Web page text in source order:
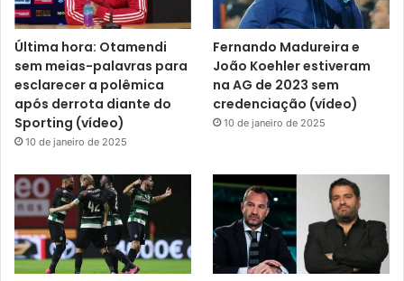
Última hora: Otamendi
sem meias-palavras para
esclarecer a polêmica
após derrota diante do
Sporting (vídeo)
10 de janeiro de 2025
Fernando Madureira e
João Koehler estiveram
na AG de 2023 sem
credenciação (vídeo)
10 de janeiro de 2025